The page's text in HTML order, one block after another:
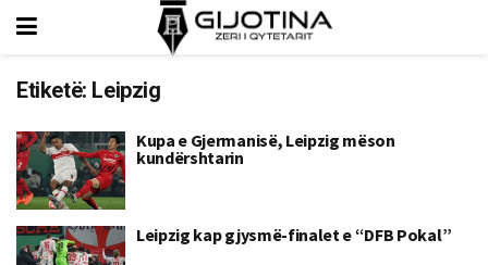
Etiketë: Leipzig
Kupa e Gjermanisë, Leipzig mëson
kundërshtarin
Leipzig kap gjysmë-finalet e “DFB Pokal”